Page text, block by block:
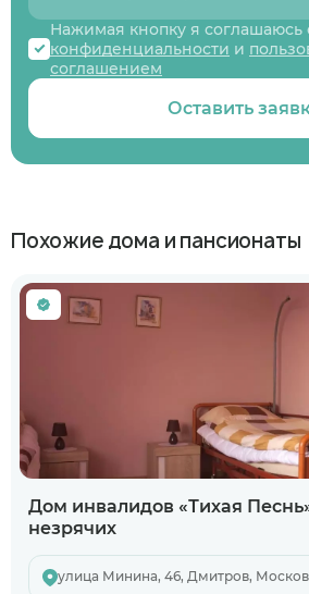
Нажимая кнопку я соглашаюсь
конфиденциальности и
соглашением
Оставить
Похожие дома и пансионаты
Дом инвалидов «Тихая
незрячих
улица Минина, 46, Дмитров,